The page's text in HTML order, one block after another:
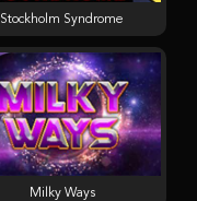
Stockholm Syndrome
Milky Ways